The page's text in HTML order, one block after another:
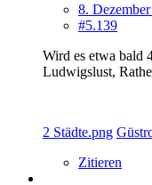
8.
#5.139
Wird es etwa bald
Ludwigslust,
2 Städte.png
Zitieren